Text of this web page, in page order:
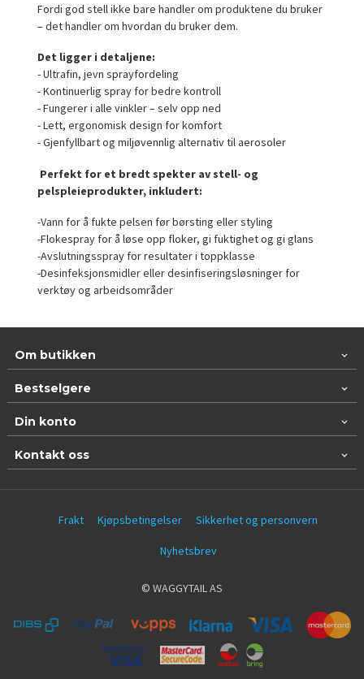
Fordi god stell ikke bare handler om produktene du bruker
– det handler om hvordan du bruker dem.
Det ligger i detaljene:
- Ultrafin, jevn sprayfordeling
- Kontinuerlig spray for bedre kontroll
- Fungerer i alle vinkler – selv opp ned
- Lett, ergonomisk design for komfort
- Gjenfyllbart og miljøvennlig alternativ til aerosoler
Perfekt for et bredt spekter av stell- og
pelspleieprodukter, inkludert:
-Vann for å fukte pelsen før børsting eller styling
-Flokespray for å løse opp floker, gi fuktighet og gi glans
-Avslutningsspray for resultater i toppklasse
-Desinfeksjonsmidler eller desinfiseringsløsninger for
verktøy og arbeidsområder
Om butikken
Bestselgere
Din konto
Kontakt oss
Frakt Kjøpsbetingelser Sikkerhet og personvern
Nyhetsbrev
© WAGGYTAIL AS